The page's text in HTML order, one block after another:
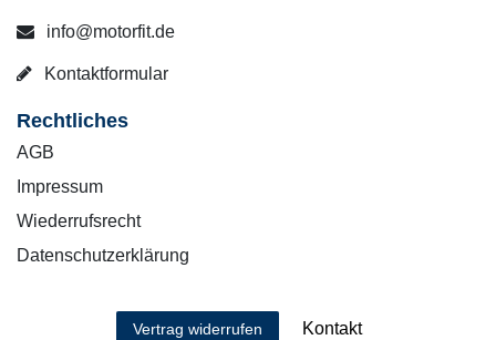
info@motorfit.de
Kontaktformular
Rechtliches
AGB
Impressum
Wiederrufsrecht
Datenschutzerklärung
Vertrag widerrufen Kontakt